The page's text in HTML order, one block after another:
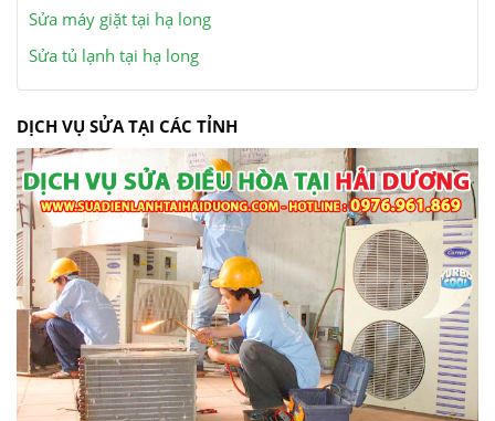
Sửa máy giặt tại hạ long
Sửa tủ lạnh tại hạ long
DỊCH VỤ SỬA TẠI CÁC TỈNH